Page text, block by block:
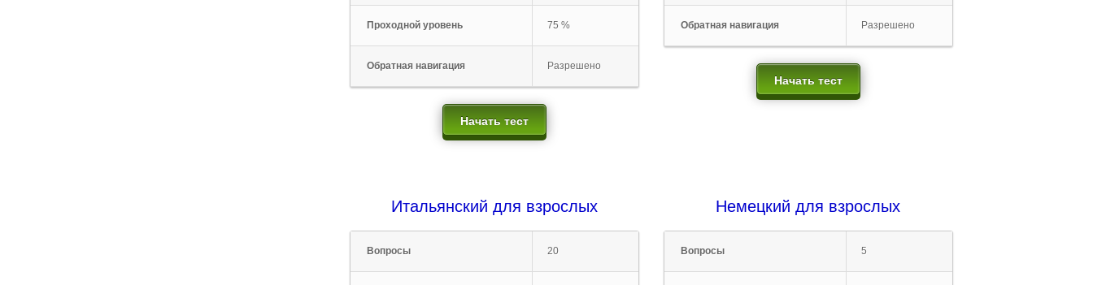
Проходной уровень 75 %
Обратная навигация Разрешено
Обратная навигация Разрешено
Итальянский для взрослых
Вопросы 20
Немецкий для взрослых
Вопросы 5